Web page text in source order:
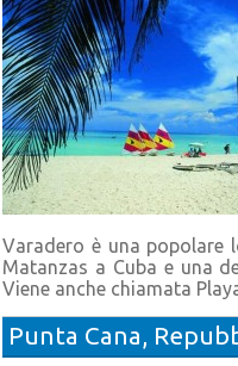
Varadero è una popolare
Matanzas a Cuba e una
Viene anche chiamata
Punta Cana,